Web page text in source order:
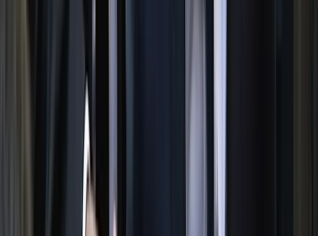
মাদক ইস্যুতে কোনো ছাড় নয়,
বরিশালের নয়া পুলিশ কমিশনার
০৮ আগস্ট, ২০২৬ ১৮:২৩
পুলিশ হবে জনগণের বন্ধু-আইনের